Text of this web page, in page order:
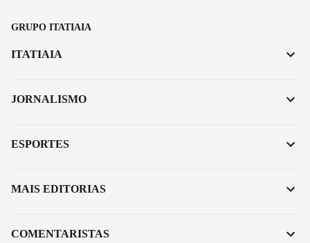
GRUPO ITATIAIA
ITATIAIA
JORNALISMO
ESPORTES
MAIS EDITORIAS
COMENTARISTAS